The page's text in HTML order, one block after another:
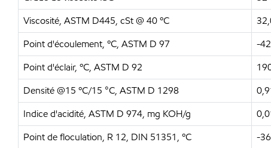
Viscosité, ASTM D445, cSt @ 40 ºC
Point d'écoulement, ºC, ASTM D 97
-42
Point d'éclair, ºC, ASTM D 92
Densité @15 ºC/15 °C, ASTM D 1298
Indice d'acidité, ASTM D 974, mg KOH/g
Point de floculation, R 12, DIN 51351, ºC
-36